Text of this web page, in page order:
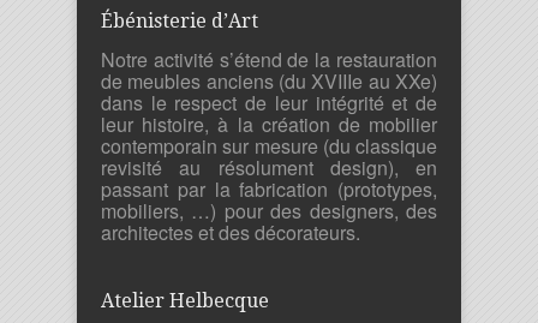
Ébénisterie d’Art
Notre activité s’étend de la restauration
de meubles anciens (du XVIIIe au XXe)
dans le respect de leur intégrité et de
leur histoire, à la création de mobilier
contemporain sur mesure (du classique
revisité au résolument design), en
passant par la fabrication (prototypes,
mobiliers, …) pour des designers, des
architectes et des décorateurs.
Atelier Helbecque